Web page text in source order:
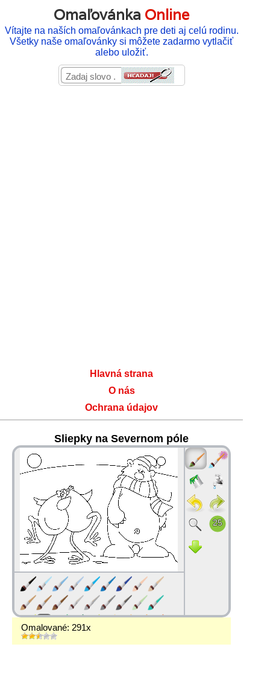
Omaľovánka Online
Vítajte na naších omaľovánkach pre deti aj celú rodinu.
Všetky naše omaľovánky si môžete zadarmo vytlačiť
alebo uložiť.
Hlavná strana
O nás
Ochrana údajov
Sliepky na Severnom póle
Omalované: 291x